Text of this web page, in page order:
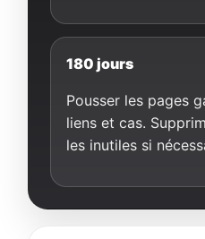
180 jours
Pousser les pages
liens et cas.
les inutiles si